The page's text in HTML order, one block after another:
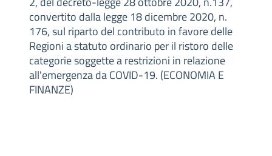
convertito dalla legge 18 dicembre 2020, n.
176, sul riparto del contributo in favore delle
Regioni a statuto ordinario per il ristoro delle
categorie soggette a restrizioni in relazione
all'emergenza da COVID-19. (ECONOMIA E
FINANZE)